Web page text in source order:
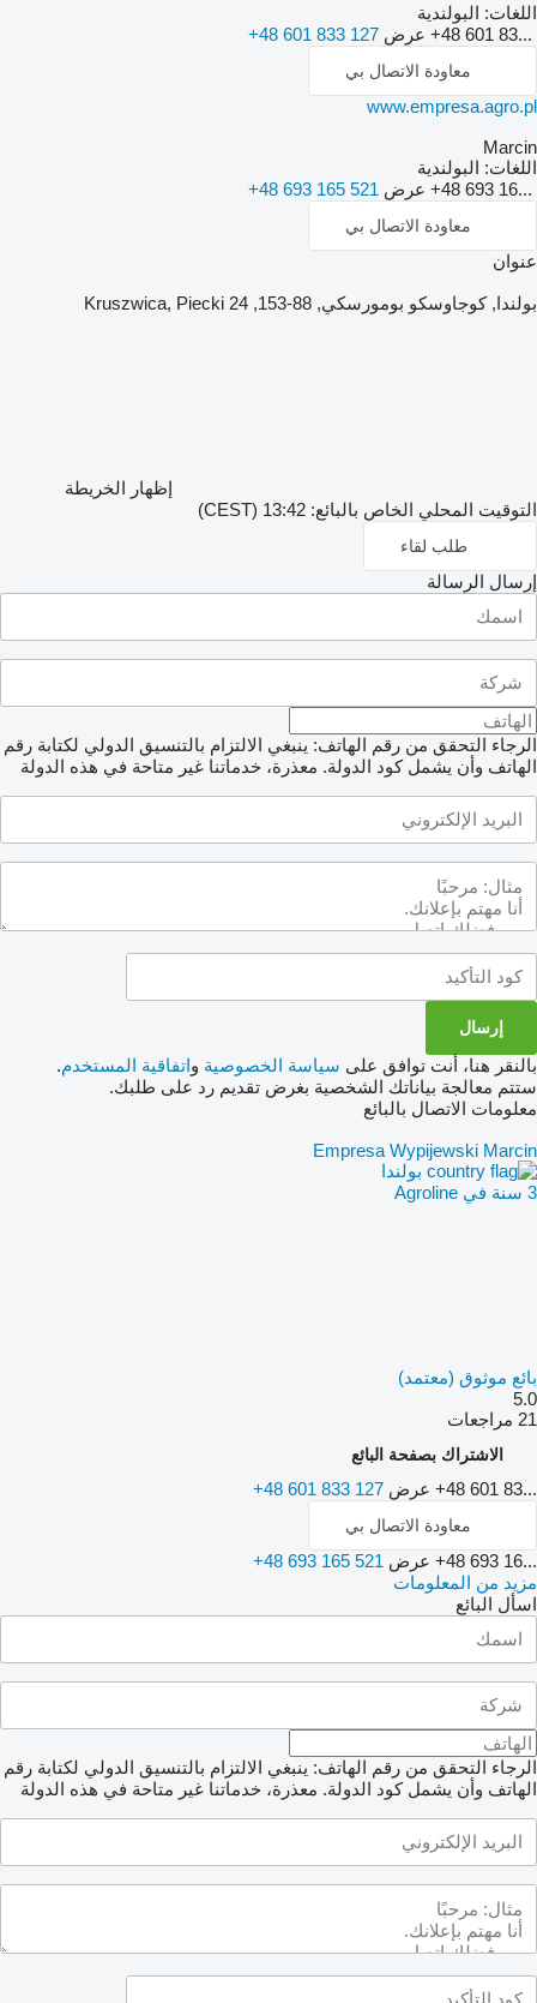
اللغات: البولندية
+48 601 83... عرض +48 601 833 127
معاودة الاتصال بي
www.empresa.agro.pl
Marcin
اللغات: البولندية
+48 693 16... عرض +48 693 165 521
معاودة الاتصال بي
عنوان
بولندا, كوجاوسكو بومورسكي, 88-153, Kruszwica, Piecki 24
إظهار الخريطة
التوقيت المحلي الخاص بالبائع: 13:42 (CEST)
طلب لقاء
إرسال الرسالة
الرجاء التحقق من رقم الهاتف: ينبغي الالتزام بالتنسيق الدولي لكتابة رقم
الهاتف وأن يشمل كود الدولة. معذرة، خدماتنا غير متاحة في هذه الدولة
بالنقر هنا، أنت توافق على سياسة الخصوصية واتفاقية المستخدم.
ستتم معالجة بياناتك الشخصية بغرض تقديم رد على طلبك.
معلومات الاتصال بالبائع
Empresa Wypijewski Marcin
بولندا
3 سنة في Agroline
بائع موثوق (معتمد)
5.0
21 مراجعات
الاشتراك بصفحة البائع
+48 601 83... عرض +48 601 833 127
معاودة الاتصال بي
+48 693 16... عرض +48 693 165 521
مزيد من المعلومات
اسأل البائع
الرجاء التحقق من رقم الهاتف: ينبغي الالتزام بالتنسيق الدولي لكتابة رقم
الهاتف وأن يشمل كود الدولة. معذرة، خدماتنا غير متاحة في هذه الدولة